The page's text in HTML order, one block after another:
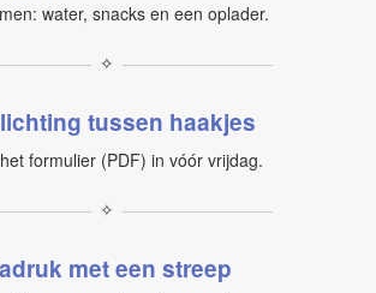
water, snacks en een oplader.
✧
tussen haakjes
formulier (PDF) in vóór vrijdag.
✧
met een streep